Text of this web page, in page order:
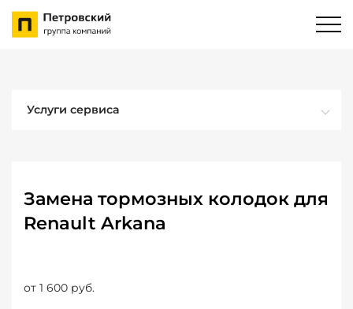
Услуги сервиса
Замена тормозных колодок для
Renault Arkana
от 1 600 руб.